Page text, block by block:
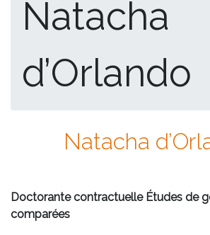
Natacha
d’Orlando
Natacha
Doctorante contractuelle Études de
comparées